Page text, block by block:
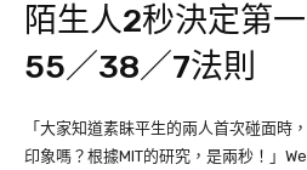
陌生人2秒決定第
55／38／7法則
「大家知道素眛平生的兩人首次碰面時
印象嗎？根據MIT的研究，是兩秒！」